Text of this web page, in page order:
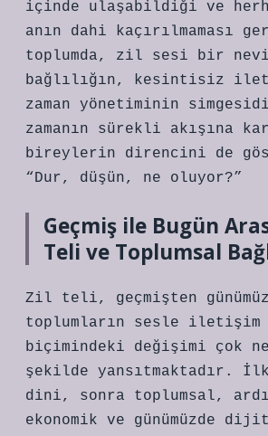
içinde ulaşabildiği ve
anın dahi kaçırılmaması
toplumda, zil sesi bir
bağlılığın, kesintisiz
zaman yönetiminin
zamanın sürekli akışına
bireylerin direncini de
“Dur, düşün, ne oluyor?”
Geçmiş ile Bugün
Teli ve Toplumsal
Zil teli, geçmişten
toplumların sesle iletişim
biçimindeki değişimi çok
şekilde yansıtmaktadır.
dini, sonra toplumsal,
ekonomik ve günümüzde